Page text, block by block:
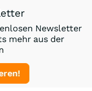
Newsletter
mehr aus der